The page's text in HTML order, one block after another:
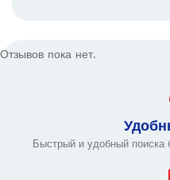
Отзывов пока нет.
Быстрый и удобный поиска